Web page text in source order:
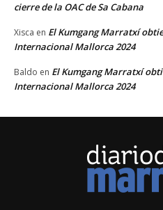
cierre de la OAC de Sa Cabana
Xisca en El Kumgang Marratxí
Internacional Mallorca 2024
Baldo en El Kumgang Marratxí
Internacional Mallorca 2024